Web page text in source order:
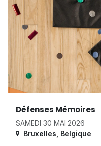
Défenses Mémoires
SAMEDI 30 MAI 2026
Bruxelles Belgique